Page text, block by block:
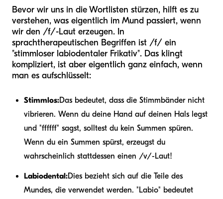
Bevor wir uns in die Wortlisten stürzen, hilft es zu
verstehen, was eigentlich im Mund passiert, wenn
wir den /f/-Laut erzeugen. In
sprachtherapeutischen Begriffen ist /f/ ein
"stimmloser labiodentaler Frikativ". Das klingt
kompliziert, ist aber eigentlich ganz einfach, wenn
man es aufschlüsselt:
Stimmlos:Das bedeutet, dass die Stimmbänder nicht
vibrieren. Wenn du deine Hand auf deinen Hals legst
und "ffffff" sagst, solltest du kein Summen spüren.
Wenn du ein Summen spürst, erzeugst du
wahrscheinlich stattdessen einen /v/-Laut!
Labiodental:Dies bezieht sich auf die Teile des
Mundes, die verwendet werden. "Labio" bedeutet